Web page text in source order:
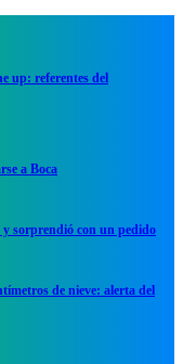
up: referentes del
a Boca
sorprendió con un pedido
de nieve: alerta del